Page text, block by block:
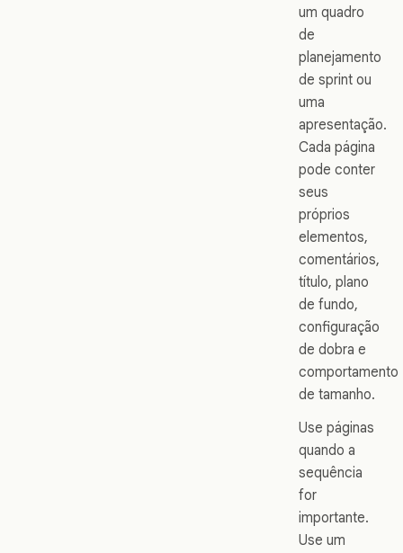
um quadro
de
planejamento
de sprint ou
uma
apresentação.
Cada página
pode conter
seus
próprios
elementos,
comentários,
título, plano
de fundo,
configuração
de dobra e
comportamento
de tamanho.
Use páginas
quando a
sequência
for
importante.
Use um